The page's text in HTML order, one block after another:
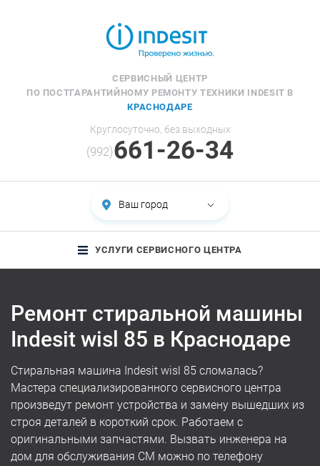
СЕРВИСНЫЙ ЦЕНТР
ПО ПОСТГАРАНТИЙНОМУ РЕМОНТУ ТЕХНИКИ INDESIT В
КРАСНОДАРЕ
Круглосуточно, без выходных
(992)661-26-34
Ваш город
УСЛУГИ СЕРВИСНОГО ЦЕНТРА
Ремонт стиральной машины
Indesit wisl 85 в Краснодаре
Стиральная машина Indesit wisl 85 сломалась?
Мастера специализированного сервисного центра
произведут ремонт устройства и замену вышедших из
строя деталей в короткий срок. Работаем с
оригинальными запчастями. Вызвать инженера на
дом для обслуживания СМ можно по телефону